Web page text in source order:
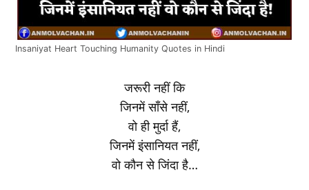
Insaniyat Heart Touching Humanity Quotes in Hindi
जरूरी नहीं कि
जिनमें साँसे नहीं,
वो ही मुर्दा हैं,
जिनमें इंसानियत नहीं,
वो कौन से जिंदा है…